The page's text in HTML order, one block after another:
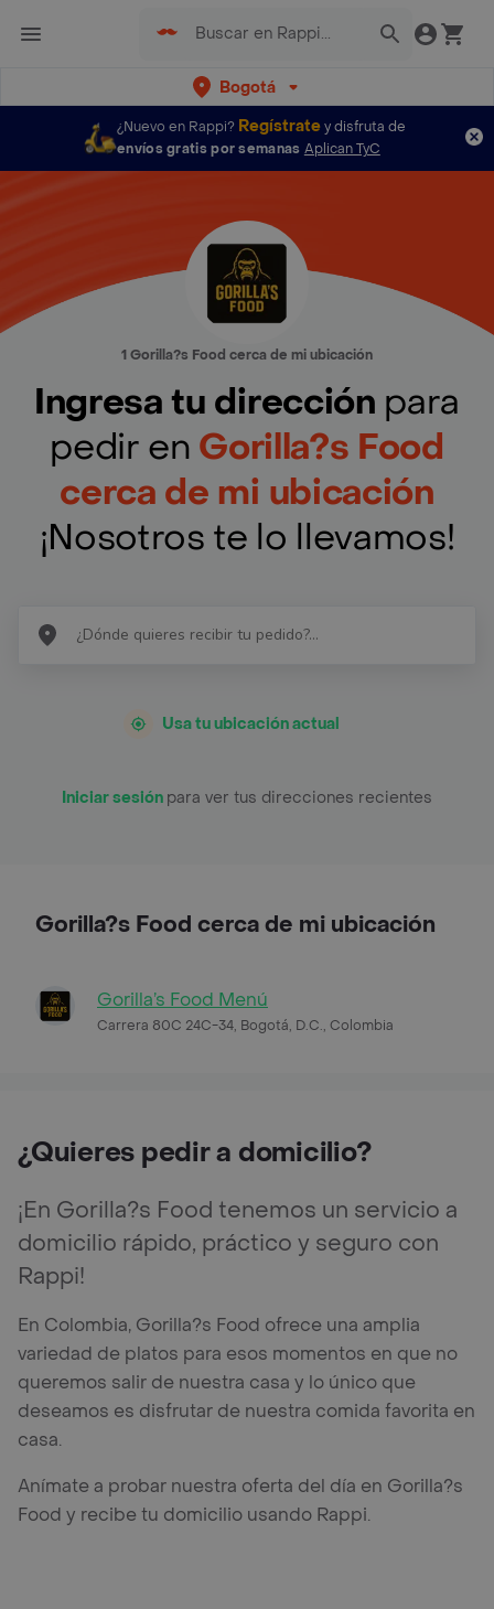
Bogotá
¿Nuevo en Rappi? Regístratey disfruta de
envíos gratis por semanas Aplican TyC
1 Gorilla?s Food cerca de mi ubicación
Ingresa tu dirección para
pedir en Gorilla?s Food
cerca de mi ubicación
¡Nosotros te lo llevamos!
Usa tu ubicación actual
Iniciar sesión para ver tus direcciones recientes
Gorilla?s Food cerca de mi ubicación
Gorilla’s Food Menú
Carrera 80C 24C-34, Bogotá, D.C., Colombia
¿Quieres pedir a domicilio?
¡En Gorilla?s Food tenemos un servicio a
domicilio rápido, práctico y seguro con
Rappi!
En Colombia, Gorilla?s Food ofrece una amplia
variedad de platos para esos momentos en que no
queremos salir de nuestra casa y lo único que
deseamos es disfrutar de nuestra comida favorita en
casa.
Anímate a probar nuestra oferta del día en Gorilla?s
Food y recibe tu domicilio usando Rappi.